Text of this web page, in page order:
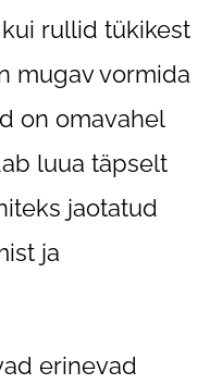
rullid tükikest
mugav vormida
on omavahel
luua täpselt
jaotatud
ja
erinevad